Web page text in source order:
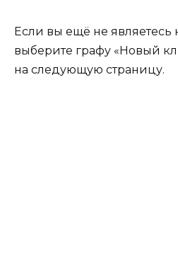
Если вы ещё не
выберите графу «Новый
на следующую страницу.